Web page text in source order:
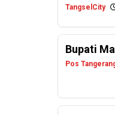
TangselCity
Bupati
Pos